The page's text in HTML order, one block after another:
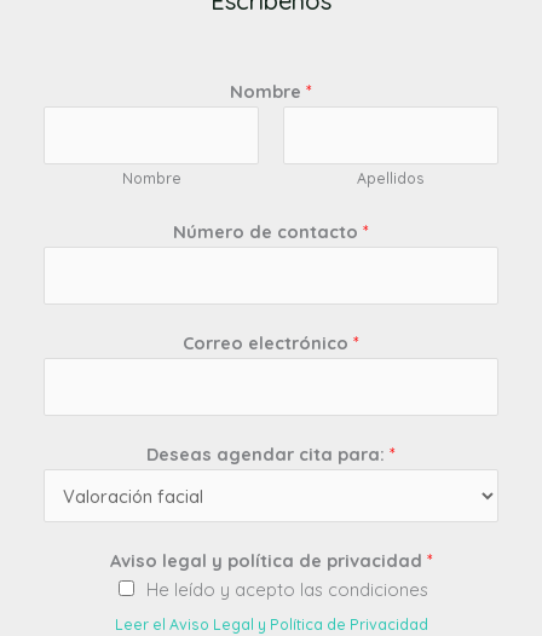
Nombre *
Nombre Apellidos
Número de contacto *
Correo electrónico *
Deseas agendar cita para: *
Aviso legal y política de privacidad *
He leído y acepto las condiciones
Leer el Aviso Legal y Política de Privacidad